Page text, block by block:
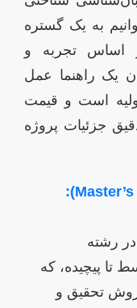
به یک گستره
اساس تجربه و
یک راهنما عمل
است و قیمت
جزئیات پروژه
در رشته
تا پیچیده، که
تحقیق و